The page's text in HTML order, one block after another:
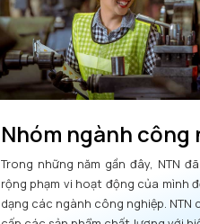
Nhóm ngành công
Trong những năm gần đây, NTN
rộng phạm vi hoạt động của mình để phục vụ đa
dạng các ngành công nghiệp. NTN cam kết cung